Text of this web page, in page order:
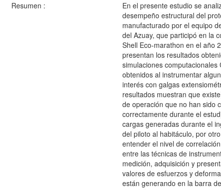
Resumen :
En el presente estudio se
desempeño estructural del
manufacturado por el equipo
del Azuay, que participó en la
Shell Eco-marathon en el año
presentan los resultados
simulaciones computacionales
obtenidos al instrumentar
interés con galgas
resultados muestran que
de operación que no han sido
correctamente durante el
cargas generadas durante el
del piloto al habitáculo, por
entender el nivel de
entre las técnicas de
medición, adquisición y
valores de esfuerzos y
están generando en la barra